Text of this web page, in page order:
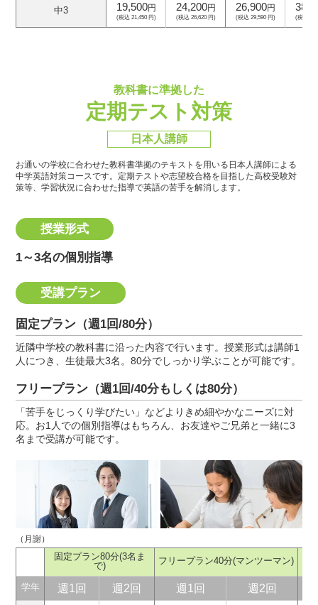
中3 19,500円
(税込 21,450 円)
24,200円
(税込 26,620 円)
26,900円
(税込 29,590 円) (税込
教科書に準拠した
定期テスト対策
日本人講師
お通いの学校に合わせた教科書準拠のテキストを用いる日本人講師による
中学英語対策コースです。 定期テストや志望校合格を目指した高校受験対
策等、学習状況に合わせた指導で英語の苦手を解消します。
授業形式
1～3名の個別指導
受講プラン
固定プラン（週1回/80分）
近隣中学校の教科書に沿った内容で行います。授業形式は講師1
人につき、生徒最大3名。80分でしっかり学ぶことが可能です。
フリープラン（週1回/40分もしくは80分）
「苦手をじっくり学びたい」などよりきめ細やかなニーズに対
応。お1人での個別指導はもちろん、お友達やご兄弟と一緒に3
名まで受講が可能です。
（月謝）
固定プラン80分(3名ま
で)
フリープラン40分(マンツーマン)
学年 週1回 週2回 週1回 週2回